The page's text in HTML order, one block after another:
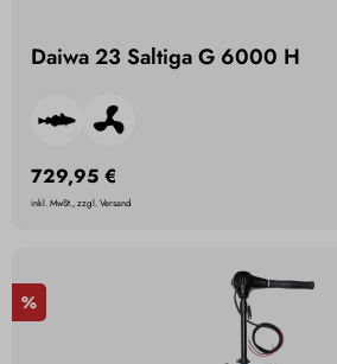
Daiwa 23 Saltiga G 6000 H
729,95 €
inkl. MwSt., zzgl. Versand
%